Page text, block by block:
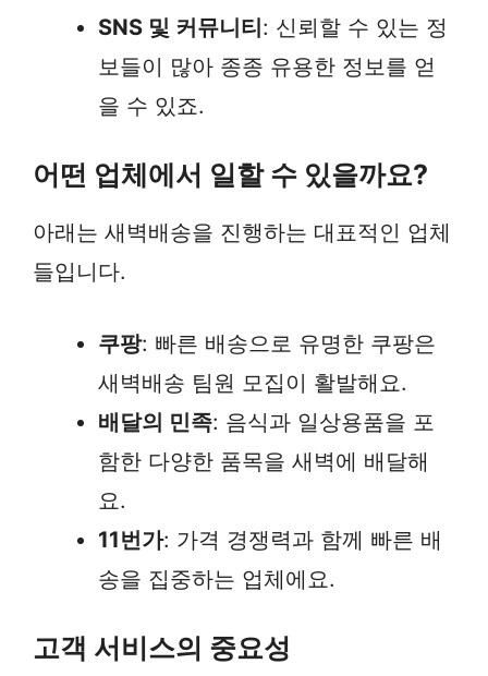
SNS 및 커뮤니티: 신뢰할 수 있는 정
보들이 많아 종종 유용한 정보를 얻
을 수 있죠.
어떤 업체에서 일할 수 있을까요?
아래는 새벽배송을 진행하는 대표적인 업체
들입니다.
쿠팡: 빠른 배송으로 유명한 쿠팡은
새벽배송 팀원 모집이 활발해요.
배달의 민족: 음식과 일상용품을 포
함한 다양한 품목을 새벽에 배달해
요.
11번가: 가격 경쟁력과 함께 빠른 배
송을 집중하는 업체에요.
고객 서비스의 중요성